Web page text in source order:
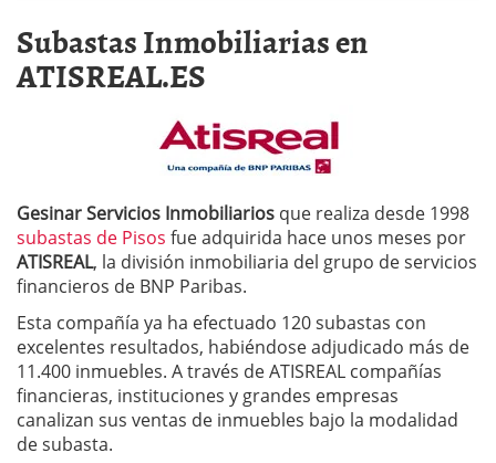
Subastas Inmobiliarias en
ATISREAL.ES
Gesinar Servicios Inmobiliarios que realiza desde 1998
subastas de Pisos fue adquirida hace unos meses por
ATISREAL, la división inmobiliaria del grupo de servicios
financieros de BNP Paribas.
Esta compañía ya ha efectuado 120 subastas con
excelentes resultados, habiéndose adjudicado más de
11.400 inmuebles. A través de ATISREAL compañías
financieras, instituciones y grandes empresas
canalizan sus ventas de inmuebles bajo la modalidad
de subasta.